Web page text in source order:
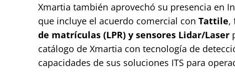
Xmartia también aprovechó su presencia en
que incluye el acuerdo comercial con Tattile,
de matrículas (LPR) y sensores Lidar/Laser
catálogo de Xmartia con tecnología de
capacidades de sus soluciones ITS para